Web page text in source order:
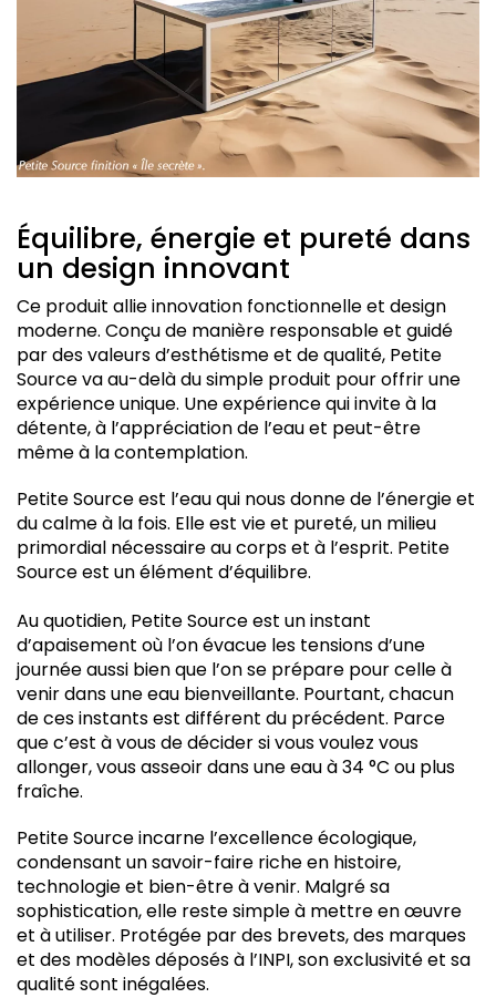
Équilibre, énergie et pureté dans
un design innovant
Ce produit allie innovation fonctionnelle et design
moderne. Conçu de manière responsable et guidé
par des valeurs d’esthétisme et de qualité, Petite
Source va au-delà du simple produit pour offrir une
expérience unique. Une expérience qui invite à la
détente, à l’appréciation de l’eau et peut-être
même à la contemplation.
Petite Source est l’eau qui nous donne de l’énergie et
du calme à la fois. Elle est vie et pureté, un milieu
primordial nécessaire au corps et à l’esprit. Petite
Source est un élément d’équilibre.
Au quotidien, Petite Source est un instant
d’apaisement où l’on évacue les tensions d’une
journée aussi bien que l’on se prépare pour celle à
venir dans une eau bienveillante. Pourtant, chacun
de ces instants est différent du précédent. Parce
que c’est à vous de décider si vous voulez vous
allonger, vous asseoir dans une eau à 34 °C ou plus
fraîche.
Petite Source incarne l’excellence écologique,
condensant un savoir-faire riche en histoire,
technologie et bien-être à venir. Malgré sa
sophistication, elle reste simple à mettre en œuvre
et à utiliser. Protégée par des brevets, des marques
et des modèles déposés à l’INPI, son exclusivité et sa
qualité sont inégalées.